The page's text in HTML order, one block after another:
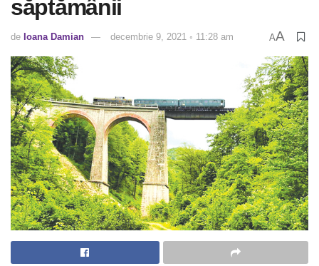
săptămânii
de Ioana Damian decembrie 9, 2021 ◦ 11:28 am AA